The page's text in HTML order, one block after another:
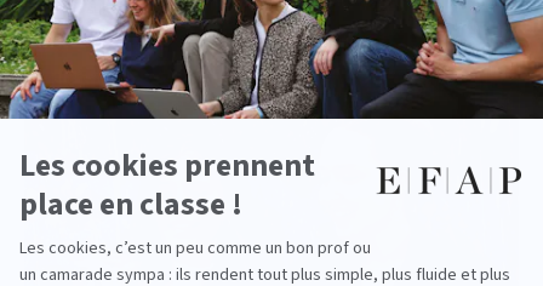
lire la suite